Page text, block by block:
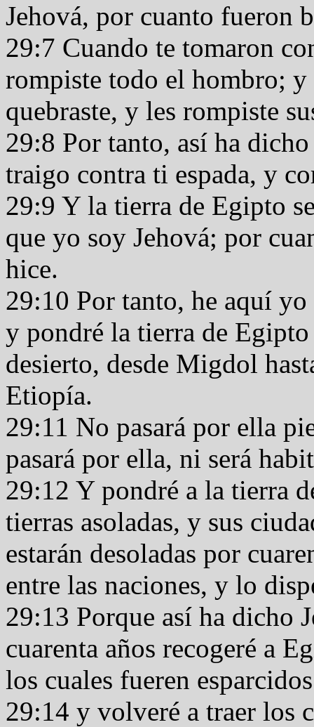
Jehová, por cuanto fueron
29:7 Cuando te tomaron
rompiste todo el hombro; y
quebraste, y les rompiste
29:8 Por tanto, así ha
traigo contra ti espada, y
29:9 Y la tierra de Egipto
que yo soy Jehová; por
hice.
29:10 Por tanto, he aquí
y pondré la tierra de
desierto, desde Migdol
Etiopía.
29:11 No pasará por ella
pasará por ella, ni será
29:12 Y pondré a la tierra
tierras asoladas, y sus
estarán desoladas por
entre las naciones, y lo
29:13 Porque así ha dicho
cuarenta años recogeré a
los cuales fueren
29:14 y volveré a traer los